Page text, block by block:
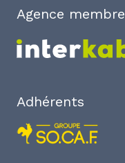
Agence membre
Adhérents